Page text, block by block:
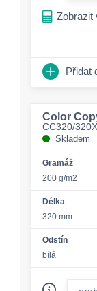
Zobrazit
Přidat
Color
CC320/
Skladem
Gramáž
200 g/m2
Délka
320 mm
Odstín
bílá